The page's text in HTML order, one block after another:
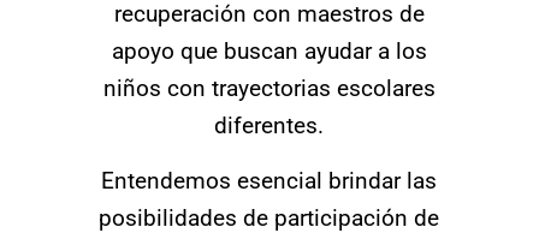
recuperación con maestros de
apoyo que buscan ayudar a los
niños con trayectorias escolares
diferentes.
Entendemos esencial brindar las
posibilidades de participación de